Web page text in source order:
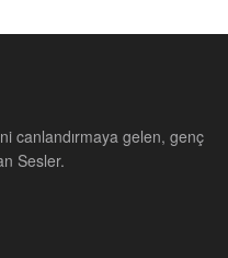
canlandırmaya gelen, genç
Sesler.